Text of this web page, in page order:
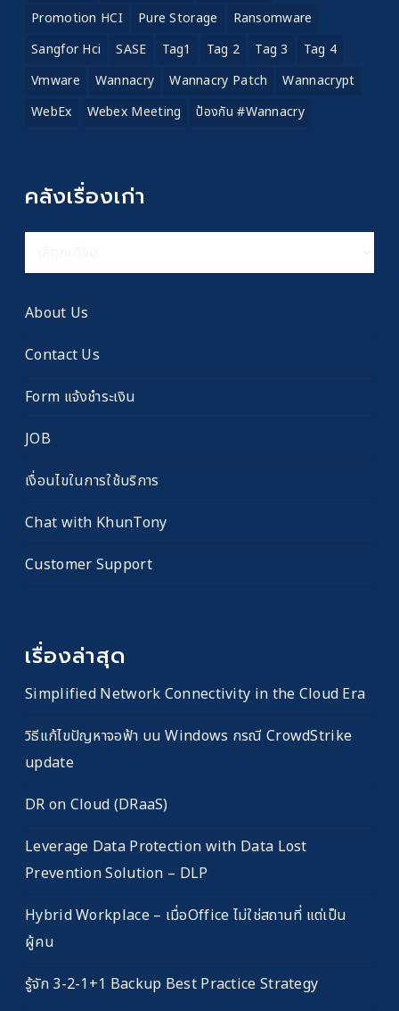
Promotion HCI
Pure Storage
Ransomware
Sangfor Hci
SASE Tag1 Tag 2 Tag 3
Tag 4
Vmware
Wannacry Wannacry Patch
Wannacrypt
WebEx
Webex Meeting ป้องกัน #wannacry
คลังเรื่องเก่า
เรื่อง
About Us
Contact Us
Form แจ้งชำระเงิน
JOB
เงื่อนไขในการใช้บริการ
Chat with KhunTony
Customer Support
เรื่องล่าสุด
Simplified Network Connectivity in the Cloud Era
วิธีแก้ไขปัญหาจอฟ้า บน Windows กรณี CrowdStrike
update
DR on Cloud (DRaaS)
Leverage Data Protection with Data Lost
Prevention Solution – DLP
Hybrid Workplace – เมื่อOffice ไม่ใช่สถานที่ แต่เป็น
ผู้คน
รู้จัก 3-2-1+1 Backup Best Practice Strategy